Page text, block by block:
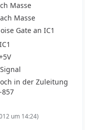
Masse
Masse
Gate an IC1
in der Zuleitung
857
um 14:24)